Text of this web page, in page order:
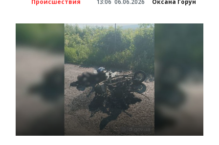
Происшествия 13:06 06.06.2026 Оксана Горун